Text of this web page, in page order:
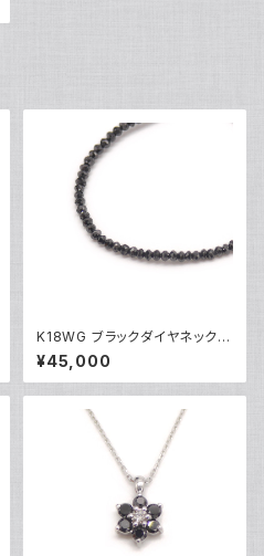
K18WG ブラックダイヤネックレ
ス 18金 ホワイトゴールド Y051
01
¥45,000